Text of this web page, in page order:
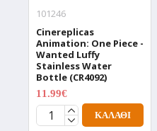
101246
Cinereplicas
Animation: One Piece -
Wanted Luffy
Stainless Water
Bottle (CR4092)
11.99€
ΚΑΛΆΘΙ